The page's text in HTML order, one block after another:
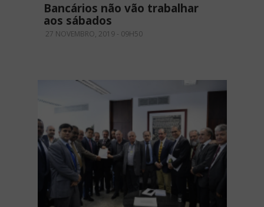
Bancários não vão trabalhar
aos sábados
27 NOVEMBRO, 2019 - 09H50